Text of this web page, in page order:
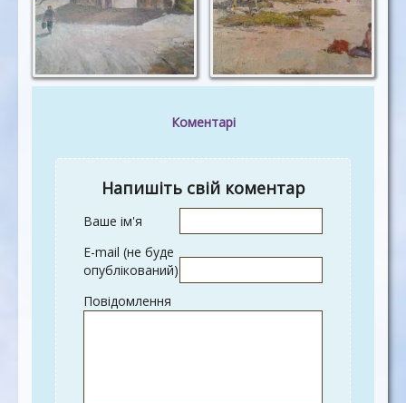
Коментарі
Напишіть свій коментар
Ваше ім'я
E-mail (не буде
опублікований)
Повідомлення